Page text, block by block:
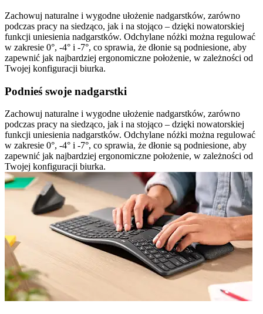
Zachowuj naturalne i wygodne ułożenie nadgarstków, zarówno
podczas pracy na siedząco, jak i na stojąco – dzięki nowatorskiej
funkcji uniesienia nadgarstków. Odchylane nóżki można regulować
w zakresie 0°, -4° i -7°, co sprawia, że dłonie są podniesione, aby
zapewnić jak najbardziej ergonomiczne położenie, w zależności od
Twojej konfiguracji biurka.
Podnieś swoje nadgarstki
Zachowuj naturalne i wygodne ułożenie nadgarstków, zarówno
podczas pracy na siedząco, jak i na stojąco – dzięki nowatorskiej
funkcji uniesienia nadgarstków. Odchylane nóżki można regulować
w zakresie 0°, -4° i -7°, co sprawia, że dłonie są podniesione, aby
zapewnić jak najbardziej ergonomiczne położenie, w zależności od
Twojej konfiguracji biurka.